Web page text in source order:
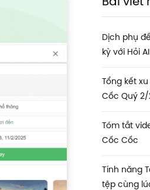
Dịch phụ
kỳ với Hỏi AI
Tổng kết
Cốc Quý 2/
Tóm tắt
Cốc Cốc
Tính năng
tệp cùng